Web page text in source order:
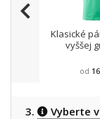
Klasické
vyššej
od
3. Vyberte